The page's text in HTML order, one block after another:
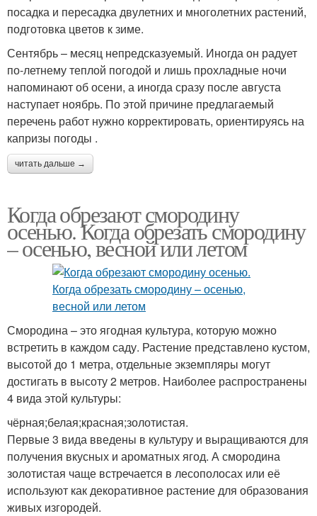
посадка и пересадка двулетних и многолетних растений,
подготовка цветов к зиме.
Сентябрь – месяц непредсказуемый. Иногда он радует
по-летнему теплой погодой и лишь прохладные ночи
напоминают об осени, а иногда сразу после августа
наступает ноябрь. По этой причине предлагаемый
перечень работ нужно корректировать, ориентируясь на
капризы погоды .
читать дальше →
Когда обрезают смородину
осенью. Когда обрезать смородину
– осенью, весной или летом
Смородина – это ягодная культура, которую можно
встретить в каждом саду. Растение представлено кустом,
высотой до 1 метра, отдельные экземпляры могут
достигать в высоту 2 метров. Наиболее распространены
4 вида этой культуры:
чёрная;белая;красная;золотистая.
Первые 3 вида введены в культуру и выращиваются для
получения вкусных и ароматных ягод. А смородина
золотистая чаще встречается в лесополосах или её
используют как декоративное растение для образования
живых изгородей.